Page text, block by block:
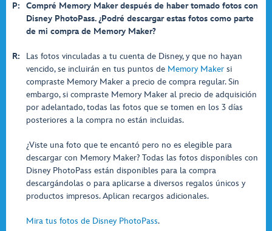
P:
Compré Memory Maker después de haber tomado fotos con
Disney PhotoPass. ¿Podré descargar estas fotos como parte
de mi compra de Memory Maker?
R:
Las fotos vinculadas a tu cuenta de Disney, y que no hayan
vencido, se incluirán en tus puntos de Memory Maker si
compraste Memory Maker a precio de compra regular. Sin
embargo, si compraste Memory Maker al precio de adquisición
por adelantado, todas las fotos que se tomen en los 3 días
posteriores a la compra no están incluidas.
¿Viste una foto que te encantó pero no es elegible para
descargar con Memory Maker? Todas las fotos disponibles con
Disney PhotoPass están disponibles para la compra
descargándolas o para aplicarse a diversos regalos únicos y
productos impresos. Aplican recargos adicionales.
Mira tus fotos de Disney PhotoPass.